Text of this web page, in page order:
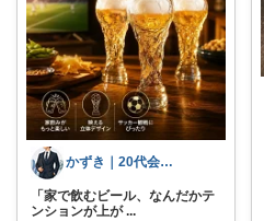
かずき｜20代会社員の暮らし改善
「家で飲むビール、なんだかテ
ンションが上が ...